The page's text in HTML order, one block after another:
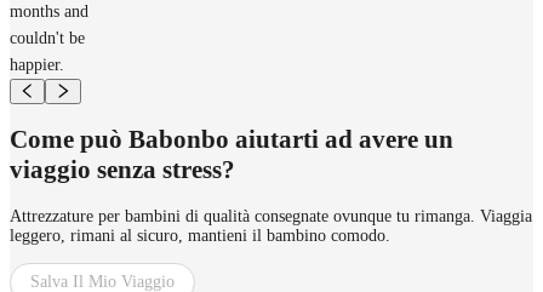
months and
couldn't be
happier.
Come può Babonbo aiutarti ad avere un
viaggio senza stress?
Attrezzature per bambini di qualità consegnate ovunque tu rimanga. Viaggia
leggero, rimani al sicuro, mantieni il bambino comodo.
Salva Il Mio Viaggio